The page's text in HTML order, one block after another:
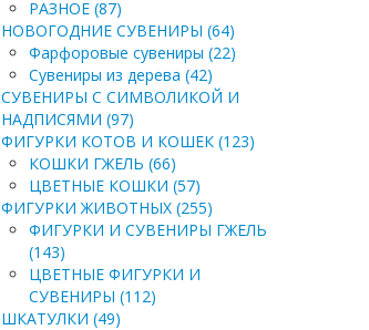
РАЗНОЕ (87)
НОВОГОДНИЕ СУВЕНИРЫ (64)
Фарфоровые сувениры (22)
Сувениры из дерева (42)
СУВЕНИРЫ С СИМВОЛИКОЙ И
НАДПИСЯМИ (97)
ФИГУРКИ КОТОВ И КОШЕК (123)
КОШКИ ГЖЕЛЬ (66)
ЦВЕТНЫЕ КОШКИ (57)
ФИГУРКИ ЖИВОТНЫХ (255)
ФИГУРКИ И СУВЕНИРЫ ГЖЕЛЬ
(143)
ЦВЕТНЫЕ ФИГУРКИ И
СУВЕНИРЫ (112)
ШКАТУЛКИ (49)